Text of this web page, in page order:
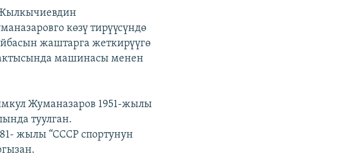
Жылкычиевдин
көзү тирүүсүндө
жаштарга жеткирүүгө
машинасы менен
Жуманазаров 1951-жылы
туулган.
жылы “СССР спортунун